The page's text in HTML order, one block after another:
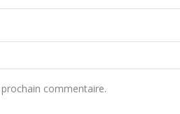
commentaire.